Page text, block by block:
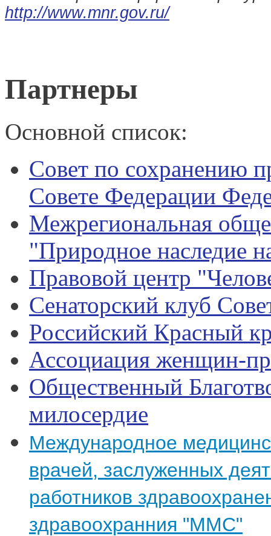
http://www.mnr.gov.ru/
Партнеры
Основной список:
Совет по сохранению
Совете Федерации
Межрегиональная
"Природное наследие
Правовой центр
Сенаторский клуб
Российский Красный
Ассоциация женщин-
Общественный
милосердие
Международное
врачей, заслуженных
работников
здравоохранния "ММС"